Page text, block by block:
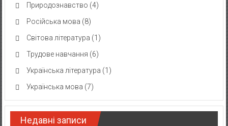
Природознавство (4)
Російська мова (8)
Світова література (1)
Трудове навчання (6)
Українська література (1)
Українська мова (7)
Недавні записи